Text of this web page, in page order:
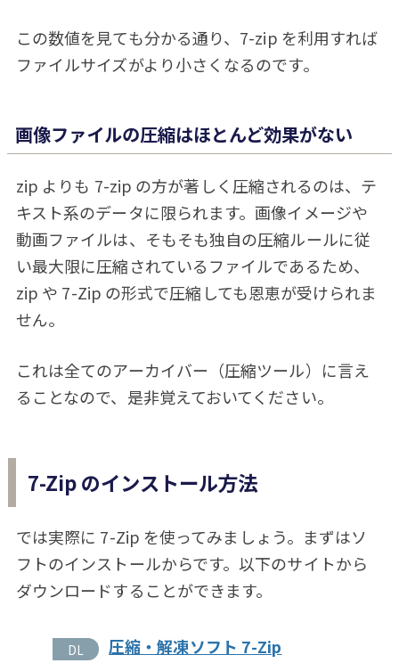
この数値を見ても分かる通り、7-zip を利用すれば
ファイルサイズがより小さくなるのです。
画像ファイルの圧縮はほとんど効果がない
zip よりも 7-zip の方が著しく圧縮されるのは、テ
キスト系のデータに限られます。画像イメージや
動画ファイルは、そもそも独自の圧縮ルールに従
い最大限に圧縮されているファイルであるため、
zip や 7-Zip の形式で圧縮しても恩恵が受けられま
せん。
これは全てのアーカイバー（圧縮ツール）に言え
ることなので、是非覚えておいてください。
7-Zip のインストール方法
では実際に 7-Zip を使ってみましょう。まずはソ
フトのインストールからです。以下のサイトから
ダウンロードすることができます。
圧縮・解凍ソフト 7-Zip